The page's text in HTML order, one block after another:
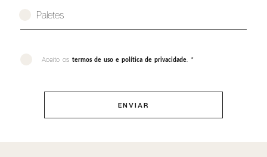
Paletes
Aceito os termos de uso e política de privacidade. *
ENVIAR